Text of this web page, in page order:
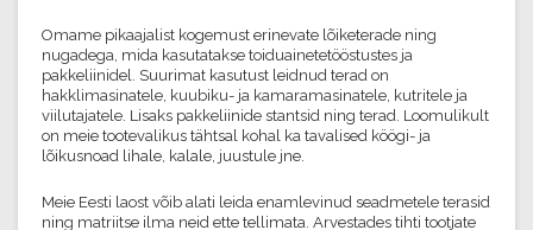
Omame pikaajalist kogemust erinevate lõiketerade ning
nugadega, mida kasutatakse toiduainetetööstustes ja
pakkeliinidel. Suurimat kasutust leidnud terad on
hakklimasinatele, kuubiku- ja kamaramasinatele, kutritele ja
viilutajatele. Lisaks pakkeliinide stantsid ning terad. Loomulikult
on meie tootevalikus tähtsal kohal ka tavalised köögi- ja
lõikusnoad lihale, kalale, juustule jne.
Meie Eesti laost võib alati leida enamlevinud seadmetele terasid
ning matriitse ilma neid ette tellimata. Arvestades tihti tootjate